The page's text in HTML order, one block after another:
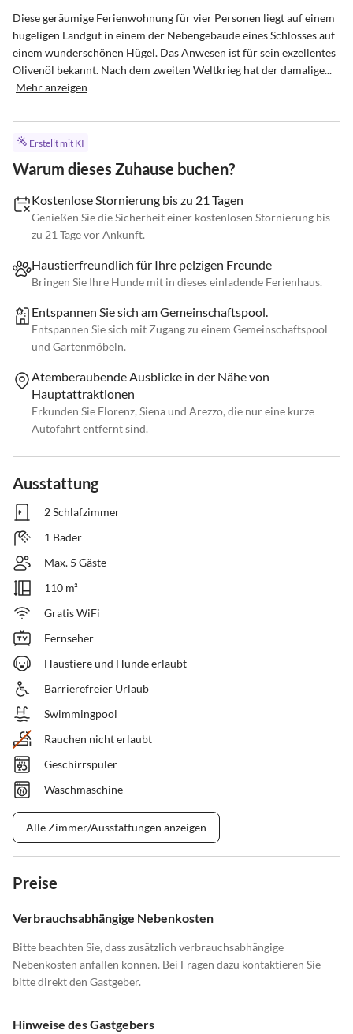
Diese geräumige Ferienwohnung für vier Personen liegt auf einem
hügeligen Landgut in einem der Nebengebäude eines Schlosses auf
einem wunderschönen Hügel. Das Anwesen ist für sein exzellentes
Olivenöl bekannt. Nach dem zweiten Weltkrieg hat der damalige...
Mehr anzeigen
Erstellt mit KI
Warum dieses Zuhause buchen?
Kostenlose Stornierung bis zu 21 Tagen
Genießen Sie die Sicherheit einer kostenlosen Stornierung bis
zu 21 Tage vor Ankunft.
Haustierfreundlich für Ihre pelzigen Freunde
Bringen Sie Ihre Hunde mit in dieses einladende Ferienhaus.
Entspannen Sie sich am Gemeinschaftspool.
Entspannen Sie sich mit Zugang zu einem Gemeinschaftspool
und Gartenmöbeln.
Atemberaubende Ausblicke in der Nähe von
Hauptattraktionen
Erkunden Sie Florenz, Siena und Arezzo, die nur eine kurze
Autofahrt entfernt sind.
Ausstattung
2 Schlafzimmer
1 Bäder
Max. 5 Gäste
110 m²
Gratis WiFi
Fernseher
Haustiere und Hunde erlaubt
Barrierefreier Urlaub
Swimmingpool
Rauchen nicht erlaubt
Geschirrspüler
Waschmaschine
Alle Zimmer/Ausstattungen anzeigen
Preise
Verbrauchsabhängige Nebenkosten
Bitte beachten Sie, dass zusätzlich verbrauchsabhängige
Nebenkosten anfallen können. Bei Fragen dazu kontaktieren Sie
bitte direkt den Gastgeber.
Hinweise des Gastgebers